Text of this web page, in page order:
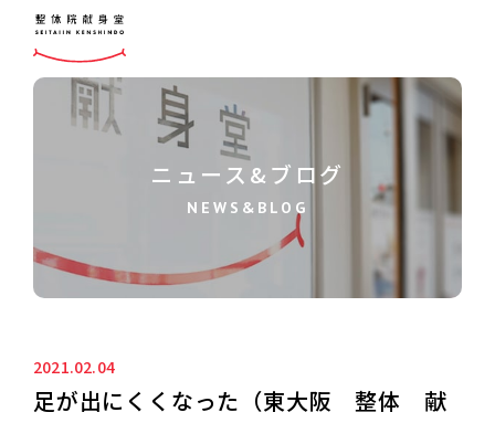
ニュース&ブログ
NEWS&BLOG
2021.02.04
足が出にくくなった（東大阪 整体 献